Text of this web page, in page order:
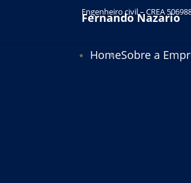
Fernando Nazario
Engenheiro civil – CREA
HomeSobre a